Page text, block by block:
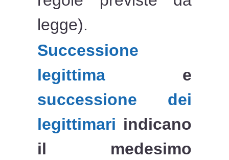
legge).
Successione
legittima e
successione dei
legittimari indicano
il medesimo